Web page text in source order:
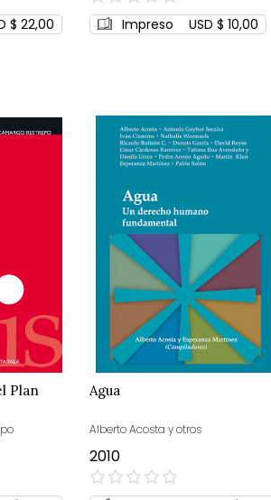
$ 22,00
0%
Impreso USD $ 10,00
Plan
Agua
Alberto Acosta y otros
2010
0%